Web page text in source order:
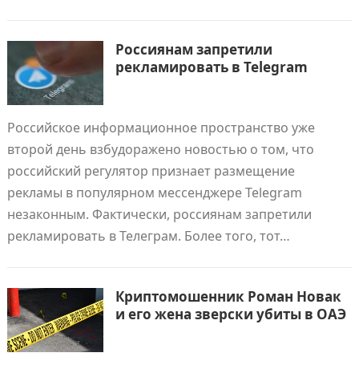
Россиянам запретили
рекламировать в Telegram
Российское информационное пространство уже
второй день взбудоражено новостью о том, что
российский регулятор признает размещение
рекламы в популярном мессенджере Telegram
незаконным. Фактически, россиянам запретили
рекламировать в Телеграм. Более того, тот…
Криптомошенник Роман Новак
и его жена зверски убиты в ОАЭ